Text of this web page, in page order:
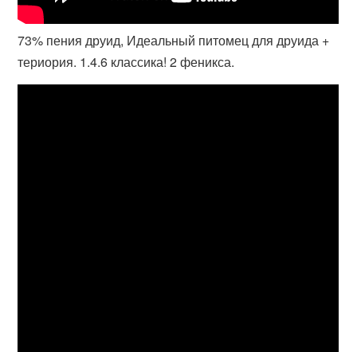
73% пения друид, Идеальный питомец для друида +
териория. 1.4.6 классика! 2 феникса.